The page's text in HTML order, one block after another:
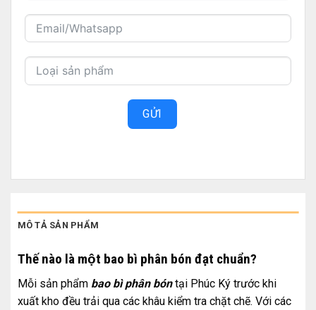
GỬI
MÔ TẢ SẢN PHẨM
Thế nào là một bao bì phân bón đạt chuẩn?
Mỗi sản phẩm bao bì phân bóntại Phúc Ký trước khi
xuất kho đều trải qua các khâu kiểm tra chặt chẽ. Với các